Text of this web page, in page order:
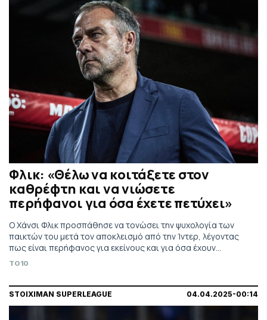
Φλικ: «Θέλω να κοιτάξετε στον
καθρέφτη και να νιώσετε
περήφανοι για όσα έχετε πετύχει»
Ο Χάνσι Φλικ προσπάθησε να τονώσει την ψυχολογία των
παικτών του μετά τον αποκλεισμό από την Ίντερ, λέγοντας
πως είναι περήφανος για εκείνους και για όσα έχουν
καταφέρει μέσα στη σεζόν.
TO10
STOIXIMAN SUPERLEAGUE 04.04.2025-00:14